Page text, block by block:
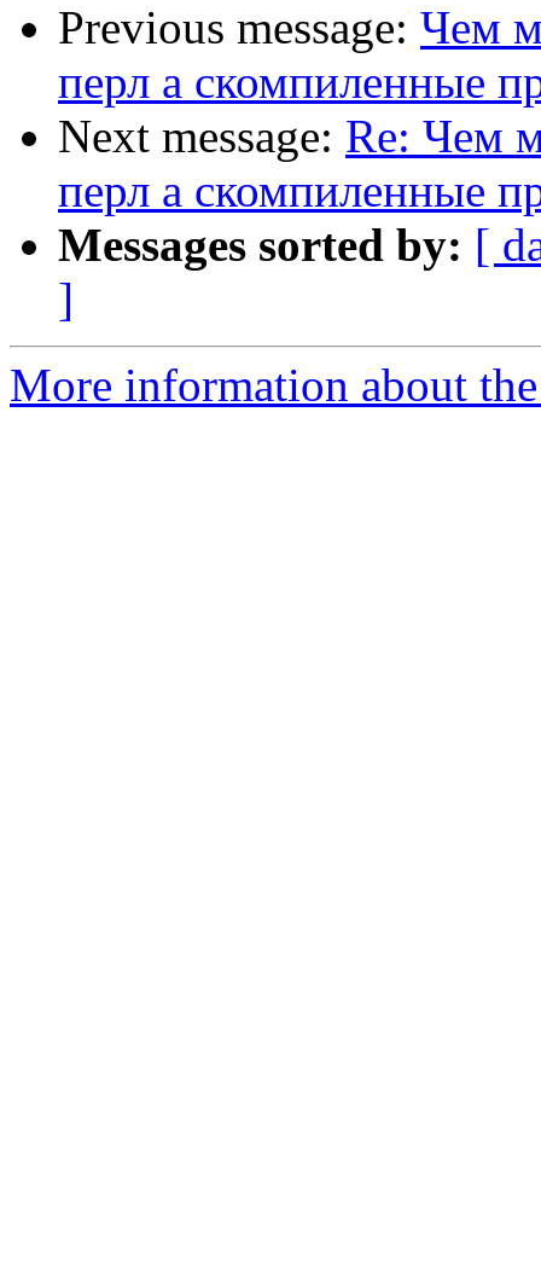
Previous message: Чем
перл а скомпиленные
Next message: Re: Чем
перл а скомпиленные
Messages sorted by: [
]
More information about